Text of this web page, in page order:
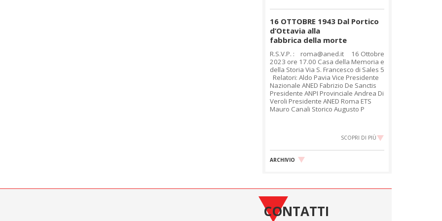
16 OTTOBRE 1943 Dal Portico
d’Ottavia alla
fabbrica della morte
R.S.V.P. : roma@aned.it 16 Ottobre
2023 ore 17.00 Casa della Memoria e
della Storia Via S. Francesco di Sales 5
Relatori: Aldo Pavia Vice Presidente
Nazionale ANED Fabrizio De Sanctis
Presidente ANPI Provinciale Andrea Di
Veroli Presidente ANED Roma ETS
Mauro Canali Storico Augusto P
SCOPRI DI PIÙ
ARCHIVIO
CONTATTI